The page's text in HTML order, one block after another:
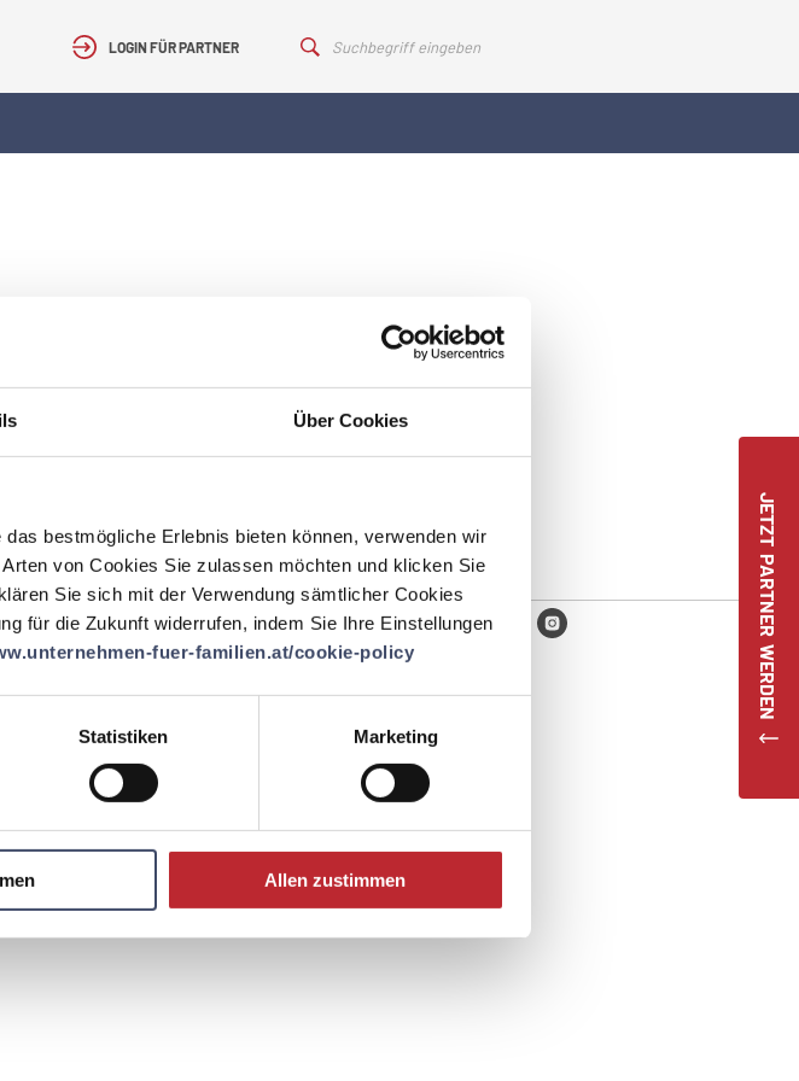
Über Cookies
bestmögliche Erlebnis bieten können, verwenden wir
von Cookies Sie zulassen möchten und klicken Sie
Sie sich mit der Verwendung sämtlicher Cookies
für die Zukunft widerrufen, indem Sie Ihre Einstellungen
fuer-familien.at/cookie-policy
Statistiken Marketing
Allen zustimmen
LOGIN FÜR PARTNER
JETZT PARTNER WERDEN
zu den Anbietern zu
-nachfragen zur
der Gemeinde effizient